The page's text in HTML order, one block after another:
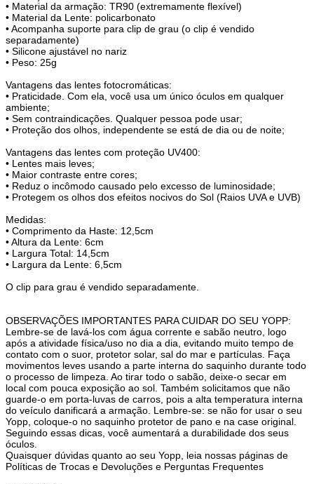
• Material da armação: TR90 (extremamente flexível)
• Material da Lente: policarbonato
• Acompanha suporte para clip de grau (o clip é vendido
separadamente)
• Silicone ajustável no nariz
• Peso: 25g
Vantagens das lentes fotocromáticas:
• Praticidade. Com ela, você usa um único óculos em qualquer
ambiente;
• Sem contraindicações. Qualquer pessoa pode usar;
• Proteção dos olhos, independente se está de dia ou de noite;
Vantagens das lentes com proteção UV400:
• Lentes mais leves;
• Maior contraste entre cores;
• Reduz o incômodo causado pelo excesso de luminosidade;
• Protegem os olhos dos efeitos nocivos do Sol (Raios UVA e UVB)
Medidas:
• Comprimento da Haste: 12,5cm
• Altura da Lente: 6cm
• Largura Total: 14,5cm
• Largura da Lente: 6,5cm
O clip para grau é vendido separadamente.
OBSERVAÇÕES IMPORTANTES PARA CUIDAR DO SEU YOPP:
Lembre-se de lavá-los com água corrente e sabão neutro, logo
após a atividade física/uso no dia a dia, evitando muito tempo de
contato com o suor, protetor solar, sal do mar e partículas. Faça
movimentos leves usando a parte interna do saquinho durante todo
o processo de limpeza. Ao tirar todo o sabão, deixe-o secar em
local com pouca exposição ao sol. Também solicitamos que não
guarde-o em porta-luvas de carros, pois a alta temperatura interna
do veículo danificará a armação. Lembre-se: se não for usar o seu
Yopp, coloque-o no saquinho protetor de pano e na case original.
Seguindo essas dicas, você aumentará a durabilidade dos seus
óculos.
Quaisquer dúvidas quanto ao seu Yopp, leia nossas páginas de
Políticas de Trocas e Devoluções e Perguntas Frequentes